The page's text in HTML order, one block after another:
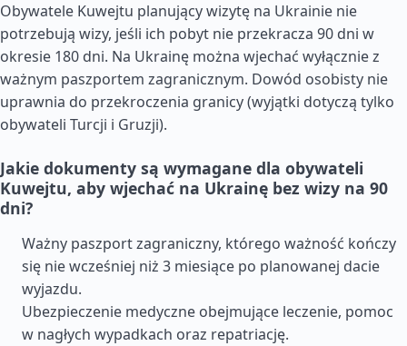
Obywatele Kuwejtu planujący wizytę na Ukrainie nie
potrzebują wizy, jeśli ich pobyt nie przekracza 90 dni w
okresie 180 dni. Na Ukrainę można wjechać wyłącznie z
ważnym paszportem zagranicznym. Dowód osobisty nie
uprawnia do przekroczenia granicy (wyjątki dotyczą tylko
obywateli Turcji i Gruzji).
Jakie dokumenty są wymagane dla obywateli
Kuwejtu, aby wjechać na Ukrainę bez wizy na 90
dni?
Ważny paszport zagraniczny, którego ważność kończy
się nie wcześniej niż 3 miesiące po planowanej dacie
wyjazdu.
Ubezpieczenie medyczne obejmujące leczenie, pomoc
w nagłych wypadkach oraz repatriację.